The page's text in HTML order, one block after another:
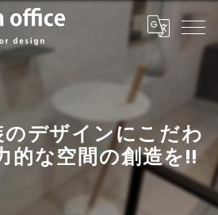
のデザインにこだわ
的な空間の創造を!!